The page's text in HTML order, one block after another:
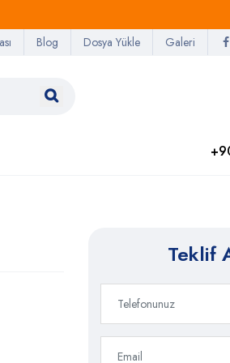
Blog Dosya Yükle Galeri
Teklif